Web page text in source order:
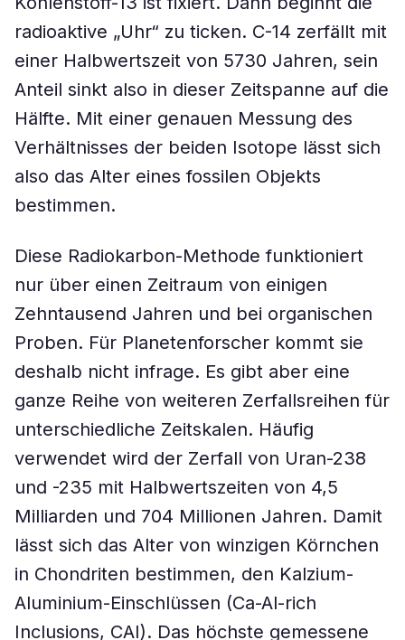
radioaktive „Uhr“ zu ticken. C-14 zerfällt mit
einer Halbwertszeit von 5730 Jahren, sein
Anteil sinkt also in dieser Zeitspanne auf die
Hälfte. Mit einer genauen Messung des
Verhältnisses der beiden Isotope lässt sich
also das Alter eines fossilen Objekts
bestimmen.
Diese Radiokarbon-Methode funktioniert
nur über einen Zeitraum von einigen
Zehntausend Jahren und bei organischen
Proben. Für Planetenforscher kommt sie
deshalb nicht infrage. Es gibt aber eine
ganze Reihe von weiteren Zerfallsreihen für
unterschiedliche Zeitskalen. Häufig
verwendet wird der Zerfall von Uran-238
und -235 mit Halbwertszeiten von 4,5
Milliarden und 704 Millionen Jahren. Damit
lässt sich das Alter von winzigen Körnchen
in Chondriten bestimmen, den Kalzium-
Aluminium-Einschlüssen (Ca-Al-rich
Inclusions, CAI). Das höchste gemessene